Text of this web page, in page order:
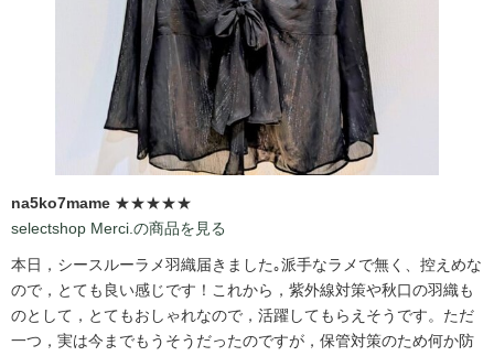
na5ko7mame ★★★★★
selectshop Merci.の商品を見る
本日，シースルーラメ羽織届きました｡派手なラメで無く、控えめな
ので，とても良い感じです！これから，紫外線対策や秋口の羽織も
のとして，とてもおしゃれなので，活躍してもらえそうです。ただ
一つ，実は今までもうそうだったのですが，保管対策のため何か防